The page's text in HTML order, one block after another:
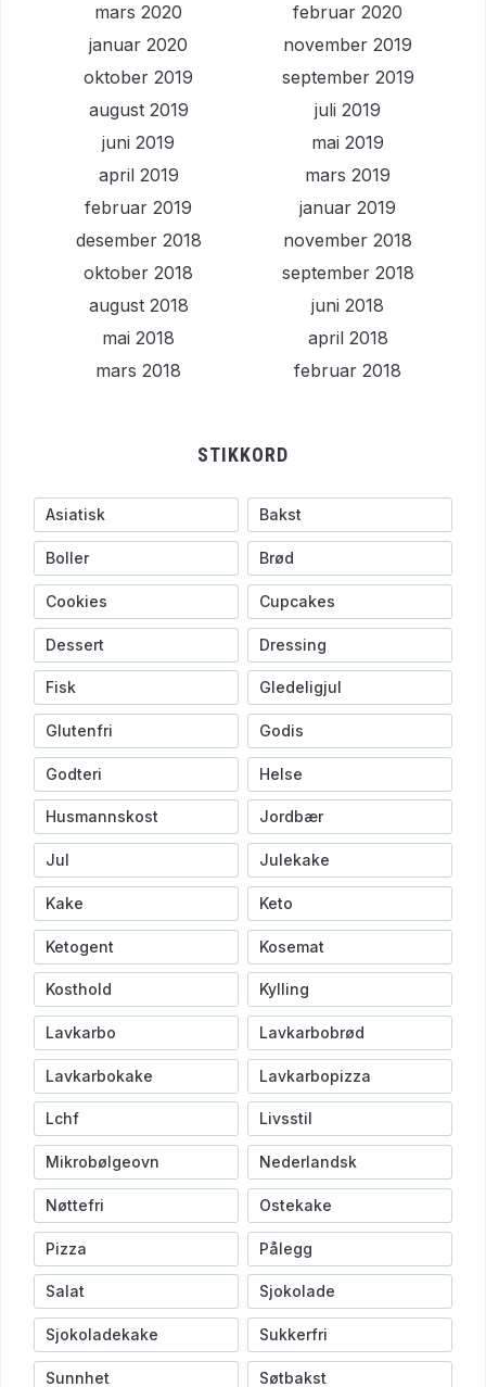
mars 2020
februar 2020
januar 2020
november 2019
oktober 2019
september 2019
august 2019
juli 2019
juni 2019
mai 2019
april 2019
mars 2019
februar 2019
januar 2019
desember 2018
november 2018
oktober 2018
september 2018
august 2018
juni 2018
mai 2018
april 2018
mars 2018
februar 2018
STIKKORD
Asiatisk Bakst
Boller Brød
Cookies Cupcakes
Dessert Dressing
Fisk Gledeligjul
Glutenfri Godis
Godteri Helse
Husmannskost Jordbær
Jul Julekake
Kake Keto
Ketogent Kosemat
Kosthold Kylling
Lavkarbo Lavkarbobrød
Lavkarbokake Lavkarbopizza
Lchf Livsstil
Mikrobølgeovn Nederlandsk
Nøttefri Ostekake
Pizza Pålegg
Salat Sjokolade
Sjokoladekake Sukkerfri
Sunnhet Søtbakst